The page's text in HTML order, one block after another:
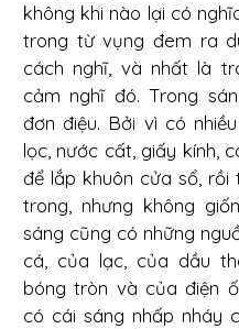
không khi nào lại có
trong từ vụng đem ra
cách nghĩ, và nhất là
cảm nghĩ đó. Trong
đơn điệu. Bởi vì có
lọc, nước cất, giấy kính,
để lắp khuôn cửa sổ,
trong, nhưng không
sáng cũng có những
cá, của lạc, của dầu
bóng tròn và của điện
có cái sáng nhấp nháy